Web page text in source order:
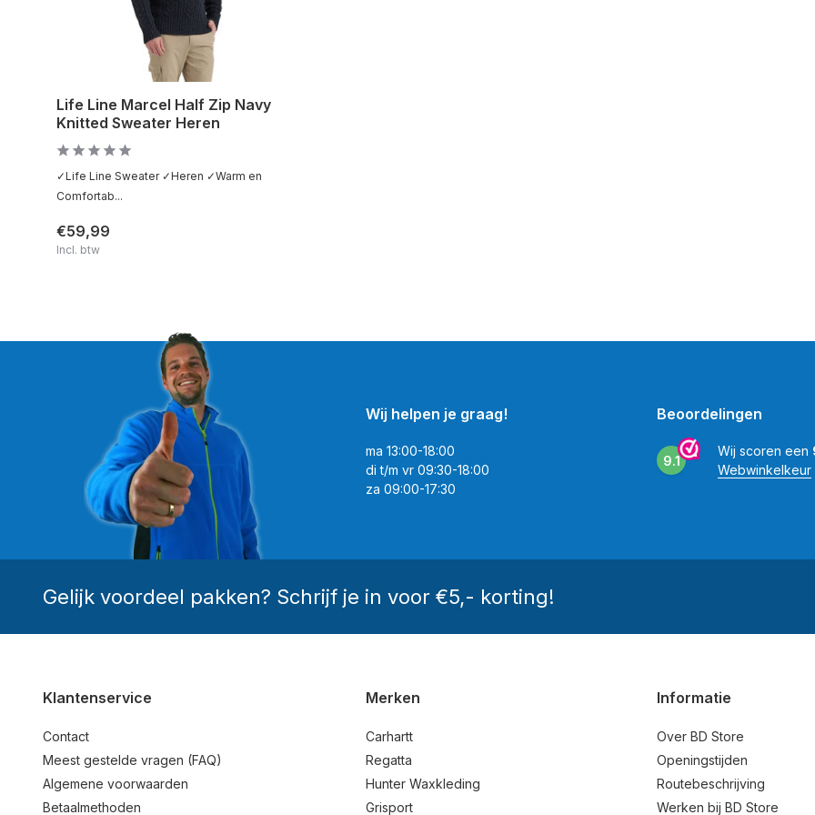
Life Line Marcel Half Zip Navy
Knitted Sweater Heren
✓Life Line Sweater ✓Heren ✓Warm en
Comfortab...
€59,99
Incl. btw
Wij helpen je graag!
ma 13:00-18:00
di t/m vr 09:30-18:00
za 09:00-17:30
Beoordelingen
9.1
Wij scoren een
Webwinkelkeur
Gelijk voordeel pakken? Schrijf je in voor €5,- korting!
Klantenservice
Contact
Meest gestelde vragen (FAQ)
Algemene voorwaarden
Betaalmethoden
Merken
Carhartt
Regatta
Hunter Waxkleding
Grisport
Informatie
Over BD Store
Openingstijden
Routebeschrijving
Werken bij BD Store